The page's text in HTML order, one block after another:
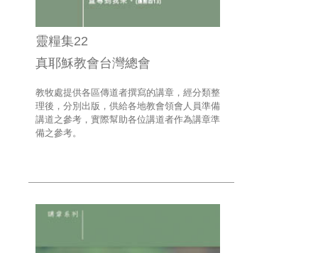
靈糧集22
真耶穌教會台灣總會
教牧處提供各區傳道者撰寫的講章，經分類整
理後，分別出版，供給各地教會領會人員準備
講道之參考，實際幫助各位講道者作為講章準
備之參考。